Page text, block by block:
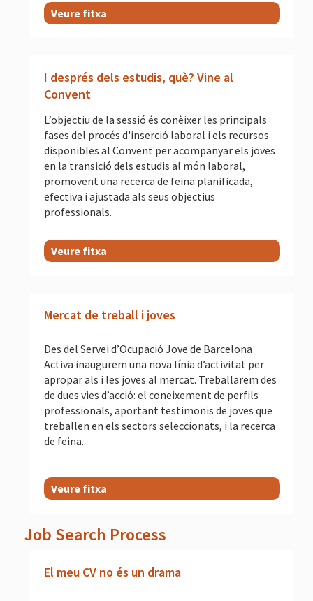
Veure fitxa
I després dels estudis, què? Vine al
Convent
L’objectiu de la sessió és conèixer les principals
fases del procés d'inserció laboral i els recursos
disponibles al Convent per acompanyar els joves
en la transició dels estudis al món laboral,
promovent una recerca de feina planificada,
efectiva i ajustada als seus objectius
professionals.
Veure fitxa
Mercat de treball i joves
Des del Servei d’Ocupació Jove de Barcelona
Activa inaugurem una nova línia d’activitat per
apropar als i les joves al mercat. Treballarem des
de dues vies d’acció: el coneixement de perfils
professionals, aportant testimonis de joves que
treballen en els sectors seleccionats, i la recerca
de feina.
Veure fitxa
Job Search Process
El meu CV no és un drama